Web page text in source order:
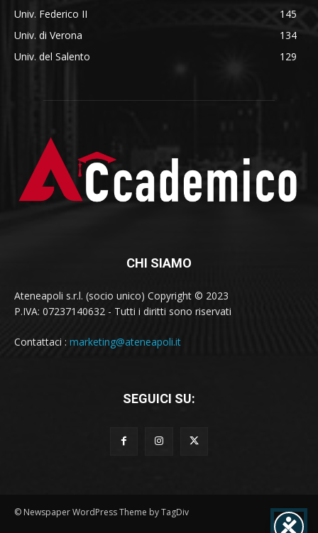
Univ. Federico II
145
Univ. di Verona
134
Univ. del Salento
129
CHI SIAMO
Ateneapoli s.r.l. (socio unico) Copyright © 2023
P.IVA: 07237140632 - Tutti i diritti sono riservati
Contattaci : marketing@ateneapoli.it
SEGUICI SU:
© Newspaper WordPress Theme by TagDiv